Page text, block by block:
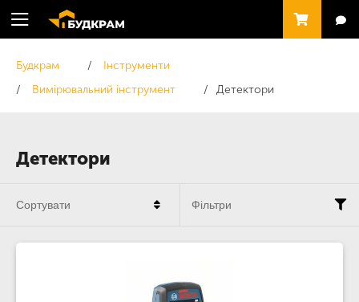
Детектори
Будкрам
Інструменти
Вимірювальний інструмент
Детектори
Сортувати Фільтри